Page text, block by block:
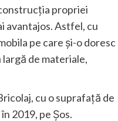
propriei
avantajos. Astfel, cu
pe care și-o doresc
largă de materiale,
cu o suprafață de
2019, pe Șos.